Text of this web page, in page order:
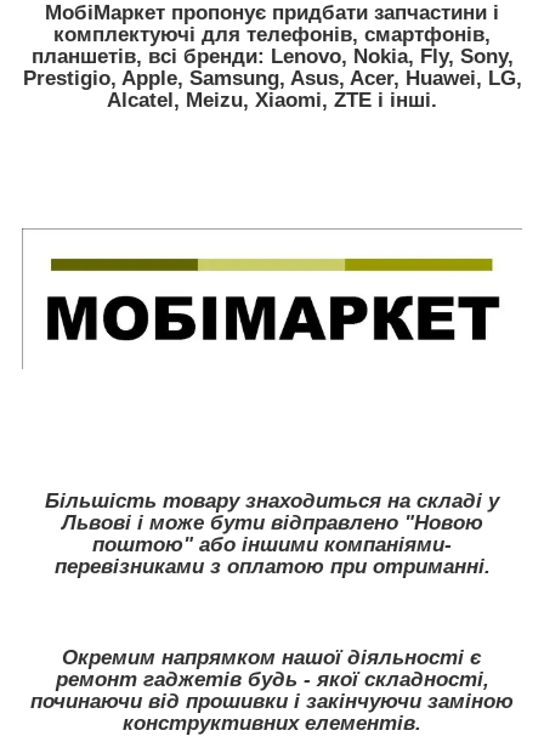
МобіМаркет пропонує придбати запчастини і
комплектуючі для телефонів, смартфонів,
планшетів, всі бренди: Lenovo, Nokia, Fly, Sony,
Prestigio, Apple, Samsung, Asus, Acer, Huawei, LG,
Alcatel, Meizu, Xiaomi, ZTE і інші.
Більшість товару знаходиться на складі у
Львові і може бути відправлено "Новою
поштою" або іншими компаніями-
перевізниками з оплатою при отриманні.
Окремим напрямком нашої діяльності є
ремонт гаджетів будь - якої складності,
починаючи від прошивки і закінчуючи заміною
конструктивних елементів.